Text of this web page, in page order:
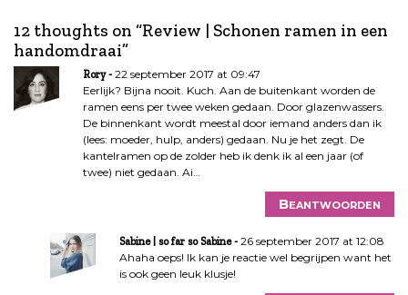
c
h
t
n
a
12 thoughts on “Review | Schonen ramen in een
handomdraai”
Rory
22 september 2017 at 09:47
Eerlijk? Bijna nooit. Kuch. Aan de buitenkant worden de
ramen eens per twee weken gedaan. Door glazenwassers.
De binnenkant wordt meestal door iemand anders dan ik
(lees: moeder, hulp, anders) gedaan. Nu je het zegt. De
kantelramen op de zolder heb ik denk ik al een jaar (of
twee) niet gedaan. Ai…
Beantwoorden
Sabine | so far so Sabine
26 september 2017 at 12:08
Ahaha oeps! Ik kan je reactie wel begrijpen want het
is ook geen leuk klusje!